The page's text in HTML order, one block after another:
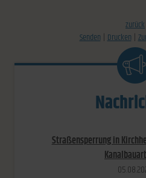
zurück
Senden Drucken
Straßensperrung in